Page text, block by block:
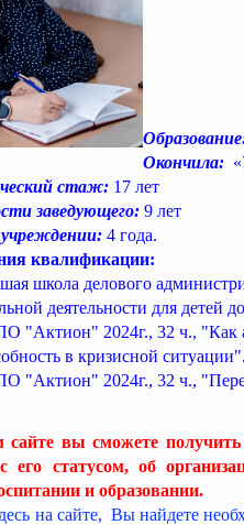
Окончила: «
стаж: 17 лет
заведующего: 9 лет
4 года.
квалификации:
школа делового
деятельности для детей
2024г., 32 ч., "Как
в кризисной ситуации".
2024г., 32 ч.,
вы сможете получить
его статусом, об
и образовании.
на сайте, Вы найдете